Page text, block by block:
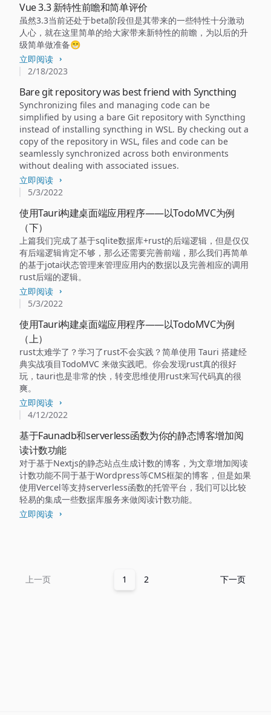
Vue 3.3 新特性前瞻和简单评价
虽然3.3当前还处于beta阶段但是其带来的一些特性十分激动
人心，就在这里简单的给大家带来新特性的前瞻，为以后的升
级简单做准备😁
立即阅读
Bare git repository was best friend with Syncthing
2/18/2023
Synchronizing files and managing code can be
simplified by using a bare Git repository with Syncthing
instead of installing syncthing in WSL. By checking out a
copy of the repository in WSL, files and code can be
seamlessly synchronized across both environments
without dealing with associated issues.
立即阅读
使用Tauri构建桌面端应用程序——以TodoMVC为例
（下）
5/3/2022
上篇我们完成了基于sqlite数据库+rust的后端逻辑，但是仅仅
有后端逻辑肯定不够，那么还需要完善前端，那么我们再简单
的基于jotai状态管理来管理应用内的数据以及完善相应的调用
rust后端的逻辑。
立即阅读
使用Tauri构建桌面端应用程序——以TodoMVC为例
（上）
5/3/2022
rust太难学了？学习了rust不会实践？简单使用 Tauri 搭建经
典实战项目TodoMVC 来做实践吧。你会发现rust真的很好
玩，tauri也是非常的快，转变思维使用rust来写代码真的很
爽。
立即阅读
基于Faunadb和serverless函数为你的静态博客增加阅
读计数功能
4/12/2022
对于基于Nextjs的静态站点生成计数的博客，为文章增加阅读
计数功能不同于基于Wordpress等CMS框架的博客，但是如果
使用Vercel等支持serverless函数的托管平台，我们可以比较
轻易的集成一些数据库服务来做阅读计数功能。
立即阅读
上一页 1 2 下一页